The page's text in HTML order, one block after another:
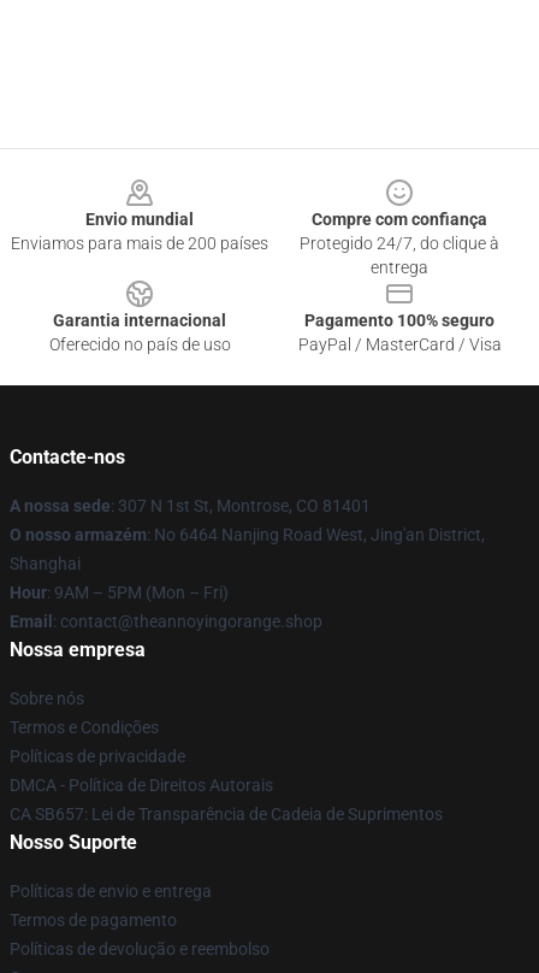
Envio mundial
Enviamos para mais de 200 países
Compre com confiança
Protegido 24/7, do clique à
entrega
Garantia internacional
Oferecido no país de uso
Pagamento 100% seguro
PayPal / MasterCard / Visa
Contacte-nos
A nossa sede: 307 N 1st St, Montrose, CO 81401
O nosso armazém: No 6464 Nanjing Road West, Jing'an District,
Shanghai
Hour: 9AM – 5PM (Mon – Fri)
Email : contact@theannoyingorange.shop
Nossa empresa
Sobre nós
Termos e Condições
Políticas de privacidade
DMCA - Política de Direitos Autorais
CA SB657: Lei de Transparência de Cadeia de Suprimentos
Nosso Suporte
Políticas de envio e entrega
Termos de pagamento
Políticas de devolução e reembolso